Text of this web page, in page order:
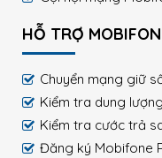
HỖ TRỢ
Chuyển mạng giữ
Kiểm tra dung
Kiểm tra cước trả
Đăng ký Mobifone